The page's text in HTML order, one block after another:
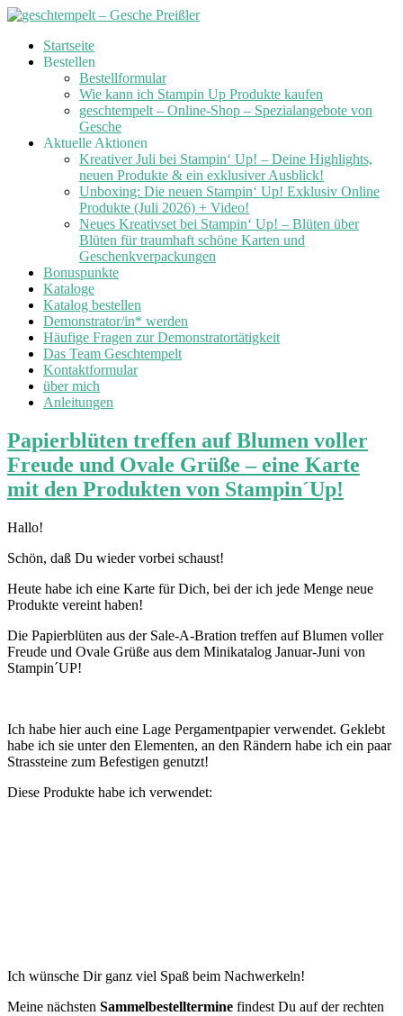
Skip
Startseite
Bestellen
Bestellformular
Wie kann ich Stampin Up Produkte kaufen
geschtempelt – Online-Shop – Spezialangebote von
Gesche
Aktuelle Aktionen
Kreativer Juli bei Stampin‘ Up! – Deine Highlights,
neuen Produkte & ein exklusiver Ausblick!
Unboxing: Die neuen Stampin‘ Up! Exklusiv Online
Produkte (Juli 2026) + Video!
Neues Kreativset bei Stampin‘ Up! – Blüten über
Blüten für traumhaft schöne Karten und
Geschenkverpackungen
Bonuspunkte
Kataloge
Katalog bestellen
Demonstrator/in* werden
Häufige Fragen zur Demonstratortätigkeit
Das Team Geschtempelt
Kontaktformular
über mich
Anleitungen
Papierblüten treffen auf Blumen voller
Freude und Ovale Grüße – eine Karte
mit den Produkten von Stampin´Up!
Hallo!
Schön, daß Du wieder vorbei schaust!
Heute habe ich eine Karte für Dich, bei der ich jede Menge neue
Produkte vereint haben!
Die Papierblüten aus der Sale-A-Bration treffen auf Blumen voller
Freude und Ovale Grüße aus dem Minikatalog Januar-Juni von
Stampin´UP!
Ich habe hier auch eine Lage Pergamentpapier verwendet. Geklebt
habe ich sie unter den Elementen, an den Rändern habe ich ein paar
Strassteine zum Befestigen genutzt!
Diese Produkte habe ich verwendet:
Ich wünsche Dir ganz viel Spaß beim Nachwerkeln!
Meine nächsten Sammelbestelltermine findest Du auf der rechten